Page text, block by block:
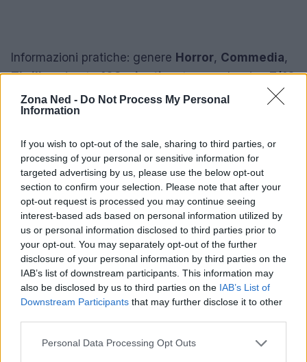
Zona Ned - Do Not Process My Personal
Information
If you wish to opt-out of the sale, sharing to third parties, or
processing of your personal or sensitive information for
targeted advertising by us, please use the below opt-out
section to confirm your selection. Please note that after your
opt-out request is processed you may continue seeing
interest-based ads based on personal information utilized by
us or personal information disclosed to third parties prior to
your opt-out. You may separately opt-out of the further
disclosure of your personal information by third parties on the
IAB’s list of downstream participants. This information may
also be disclosed by us to third parties on the IAB’s List of
Downstream Participants that may further disclose it to other
Please note that this website/app uses one or more Google
Personal Data Processing Opt Outs
Informazioni pratiche: genere Horror, Commedia,
Thriller; durata108 minuti; voto complessivo7/10
con sottovalutazioni tecniche: storia 7, recitazione
7.5, regia 7, visuals 7. Valutazione finale: un sequel
l’acquisto per i fan;
rated R per violenza grafica,
linguaggio e uso occasionale di droghe. Buy to
own: sì.
AUTORE
Staff